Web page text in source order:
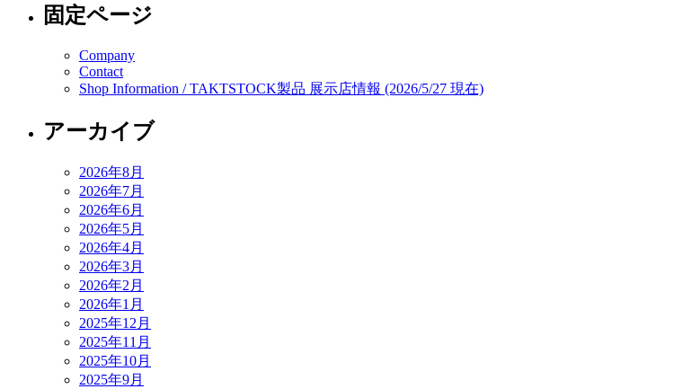
固定ページ
Company
Contact
Shop Information / TAKTSTOCK製品 展示店情報 (2026/5/27 現在)
アーカイブ
2026年8月
2026年7月
2026年6月
2026年5月
2026年4月
2026年3月
2026年2月
2026年1月
2025年12月
2025年11月
2025年10月
2025年9月